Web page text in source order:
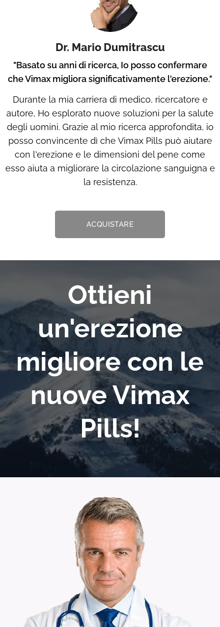
Dr. Mario Dumitrascu
"Basato su anni di ricerca, Io posso confermare
che Vimax migliora significativamente l'erezione."
Durante la mia carriera di medico, ricercatore e
autore, Ho esplorato nuove soluzioni per la salute
degli uomini. Grazie al mio ricerca approfondita, io
posso convincente dì che Vimax Pills può aiutare
con l'erezione e le dimensioni del pene come
esso aiuta a migliorare la circolazione sanguigna e
la resistenza.
ACQUISTARE
Ottieni
un'erezione
migliore con le
nuove Vimax
Pills!